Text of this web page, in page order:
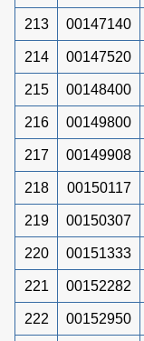
213 00147140
214 00147520
215 00148400
216 00149800
217 00149908
218 00150117
219 00150307
220 00151333
221 00152282
222 00152950